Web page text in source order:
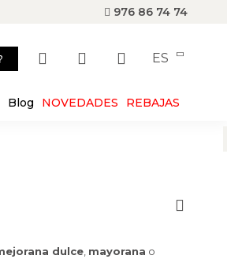
976 86 74 74
ES
Blog NOVEDADES REBAJAS
dulce mayorana o